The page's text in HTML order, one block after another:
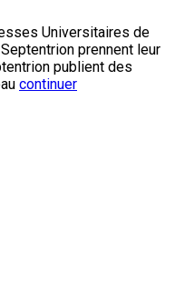
Universitaires de
prennent leur
publient des
continuer